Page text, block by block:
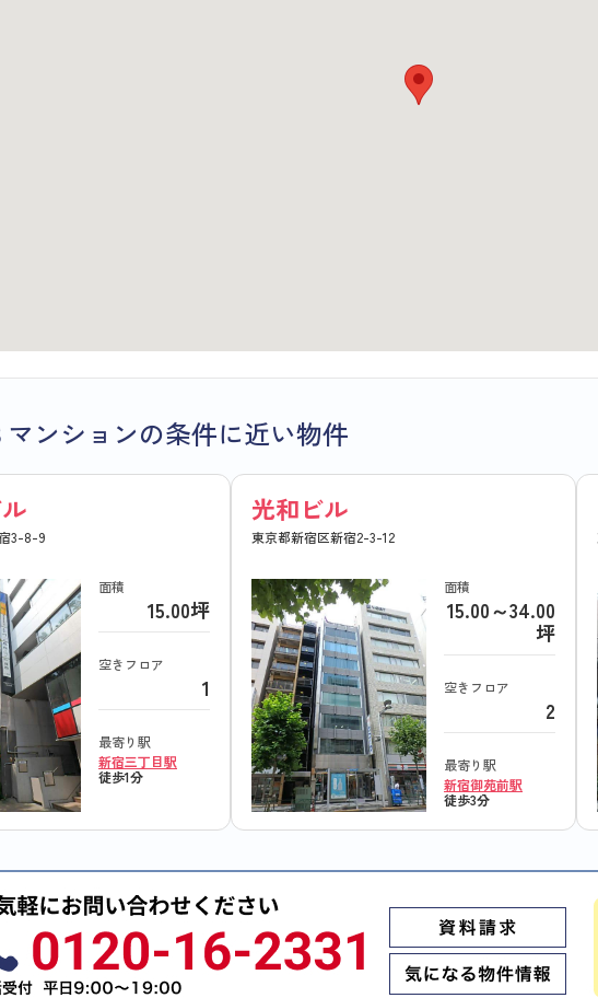
ンションの条件に近い物件
3-8-9
面積
15.00坪
空きフロア
1
最寄り駅
新宿三丁目駅
徒歩1分
光和ビル
東京都新宿区新宿2-3-12
面積
15.00～34.00
坪
空きフロア
2
最寄り駅
新宿御苑前駅
徒歩3分